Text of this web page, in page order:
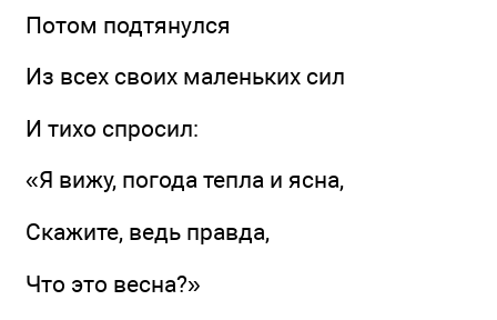
Потом подтянулся
Из всех своих маленьких сил
И тихо спросил:
«Я вижу, погода тепла и ясна,
Скажите, ведь правда,
Что это весна?»